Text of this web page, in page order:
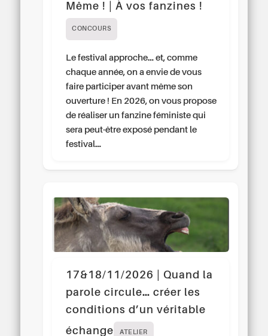
Même ! | À vos fanzines !
CONCOURS
Le festival approche… et, comme
chaque année, on a envie de vous
faire participer avant même son
ouverture ! En 2026, on vous propose
de réaliser un fanzine féministe qui
sera peut-être exposé pendant le
festival…
17&18/11/2026 | Quand la
parole circule… créer les
conditions d’un véritable
échange
ATELIER